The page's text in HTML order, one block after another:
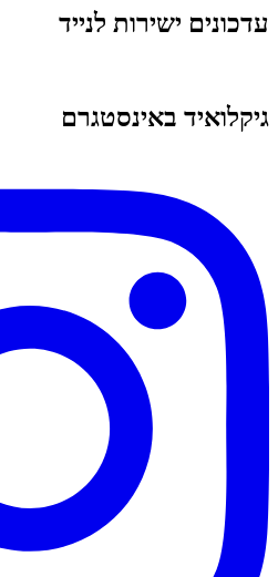
עדכונים ישירות לנייד
גיקלואיד באינסטגרם